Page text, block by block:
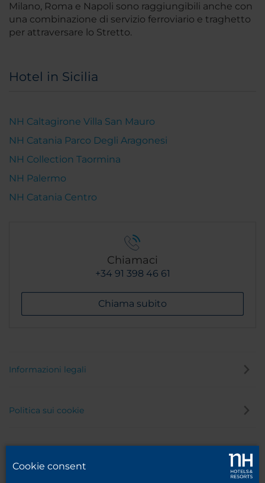
Milano, Roma e Napoli sono raggiungibili anche con
una combinazione di servizio ferroviario e traghetto
per attraversare lo Stretto.
Hotel in Sicilia
NH Caltagirone Villa San Mauro
NH Catania Parco Degli Aragonesi
NH Collection Taormina
NH Palermo
NH Catania Centro
Chiamaci
+34 91 398 46 61
Chiama subito
Informazioni legali
Politica sui cookie
Cookie consent